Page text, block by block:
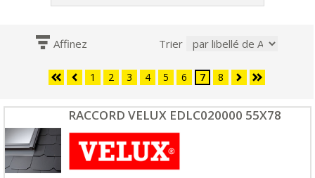
Affinez Trier
1 2 3 4 5 6 7 8
RACCORD VELUX EDLC020000 55X78